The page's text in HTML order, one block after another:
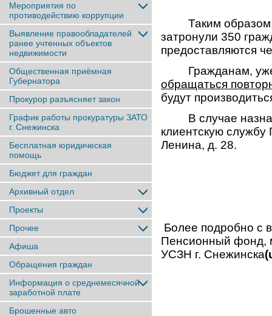
Мероприятия по
противодействию коррупции
Выявление правообладателей
ранее учтенныx объектов
недвижимости
Общественная приёмная
Губернатора
Прокурор разъясняет закон
График работы прокуратуры ЗАТО
г. Снежинска
Бесплатная юридическая
помощь
Бюджет для граждан
Архивный отдел
Проекты
Прочее
Афиша
Обращения граждан
Информация о среднемесячной
заработной плате
Брошенные авто
Таким образом, в
затронули 350
предоставляются
Гражданам, уже
обращаться
будут
В случае
клиентскую
Ленина, д. 28.
Более подробно с
Пенсионный фонд,
УСЗН г. Снежинска(